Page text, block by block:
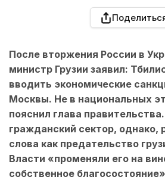
После вторжения России в
министр Грузии заявил:
вводить экономические
Москвы. Не в национальных
пояснил глава
гражданский сектор, однако,
слова как предательство
Власти «променяли его на
собственное